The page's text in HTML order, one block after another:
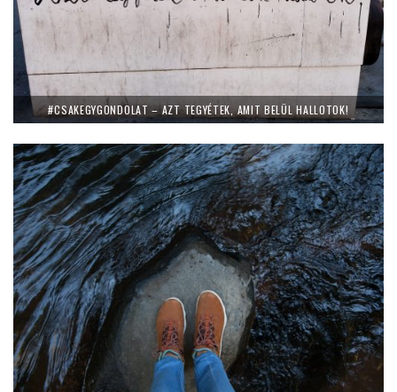
#CSAKEGYGONDOLAT – AZT TEGYÉTEK, AMIT BELÜL HALLOTOK!